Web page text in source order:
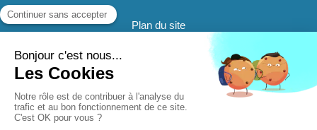
Plan du site
® 2024 CD@C - Cap Developpement Conseil sont des
marques déposées.
Création et référencement du site par Simplébo